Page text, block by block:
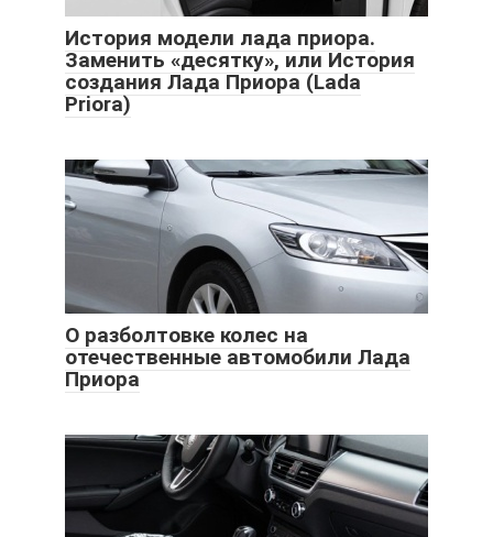
История модели лада приора.
Заменить «десятку», или История
создания Лада Приора (Lada
Priora)
О разболтовке колес на
отечественные автомобили Лада
Приора